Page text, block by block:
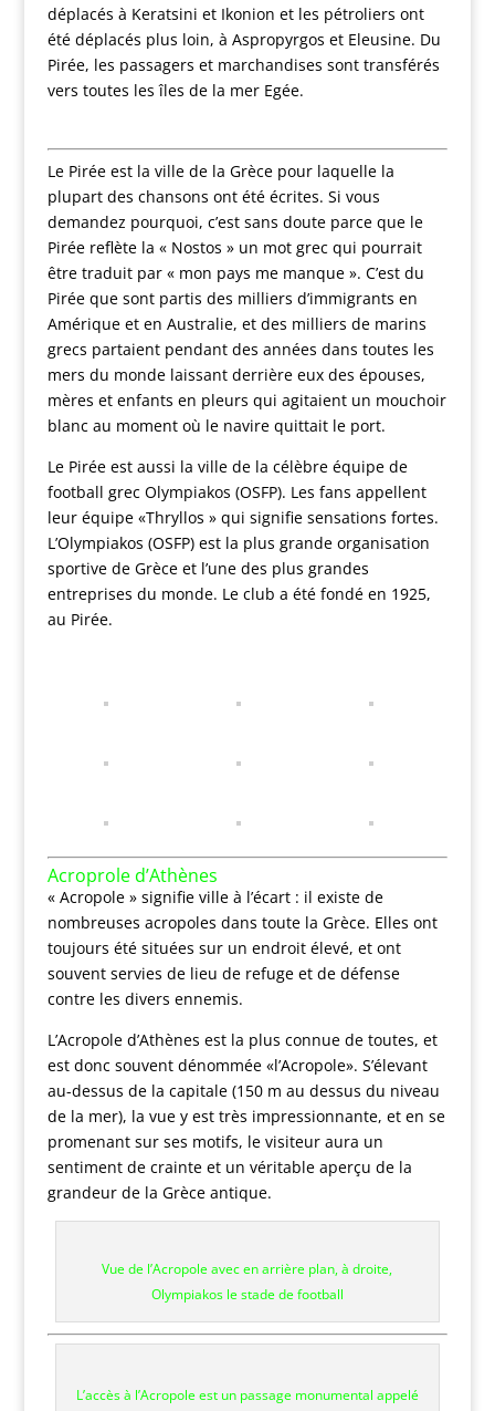
déplacés à Keratsini et Ikonion et les pétroliers ont
été déplacés plus loin, à Aspropyrgos et Eleusine. Du
Pirée, les passagers et marchandises sont transférés
vers toutes les îles de la mer Egée.
Le Pirée est la ville de la Grèce pour laquelle la
plupart des chansons ont été écrites. Si vous
demandez pourquoi, c’est sans doute parce que le
Pirée reflète la « Nostos » un mot grec qui pourrait
être traduit par « mon pays me manque ». C’est du
Pirée que sont partis des milliers d’immigrants en
Amérique et en Australie, et des milliers de marins
grecs partaient pendant des années dans toutes les
mers du monde laissant derrière eux des épouses,
mères et enfants en pleurs qui agitaient un mouchoir
blanc au moment où le navire quittait le port.
Le Pirée est aussi la ville de la célèbre équipe de
football grec Olympiakos (OSFP). Les fans appellent
leur équipe «Thryllos » qui signifie sensations fortes.
L’Olympiakos (OSFP) est la plus grande organisation
sportive de Grèce et l’une des plus grandes
entreprises du monde. Le club a été fondé en 1925,
au Pirée.
Acroprole d’Athènes
« Acropole » signifie ville à l’écart : il existe de
nombreuses acropoles dans toute la Grèce. Elles ont
toujours été situées sur un endroit élevé, et ont
souvent servies de lieu de refuge et de défense
contre les divers ennemis.
L’Acropole d’Athènes est la plus connue de toutes, et
est donc souvent dénommée «l’Acropole». S’élevant
au-dessus de la capitale (150 m au dessus du niveau
de la mer), la vue y est très impressionnante, et en se
promenant sur ses motifs, le visiteur aura un
sentiment de crainte et un véritable aperçu de la
grandeur de la Grèce antique.
Vue de l’Acropole avec en arrière plan, à droite,
Olympiakos le stade de football
L’accès à l’Acropole est un passage monumental appelé